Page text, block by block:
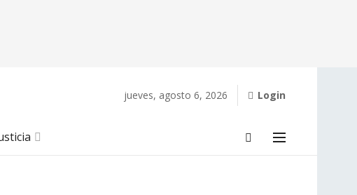
jueves, agosto 6, 2026 Login